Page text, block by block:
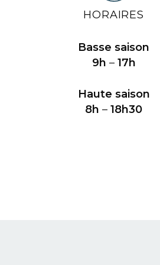
HORAIRES
Basse saison
9h – 17h
Haute saison
8h –18h30